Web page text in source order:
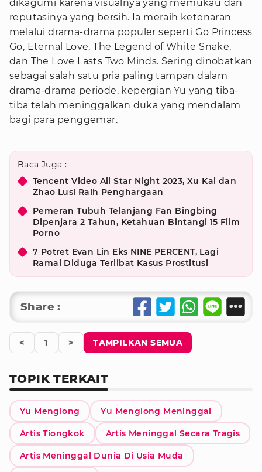
dikagumi karena visualnya yang memukau dan
reputasinya yang bersih. Ia meraih ketenaran
melalui drama-drama populer seperti Go Princess
Go, Eternal Love, The Legend of White Snake,
dan The Love Lasts Two Minds. Sering dinobatkan
sebagai salah satu pria paling tampan dalam
drama-drama periode, kepergian Yu yang tiba-
tiba telah meninggalkan duka yang mendalam
bagi para penggemar.
Baca Juga :
Tencent Video All Star Night 2023, Xu Kai dan
Zhao Lusi Raih Penghargaan
Pemeran Tubuh Telanjang Fan Bingbing
Dipenjara 2 Tahun, Ketahuan Bintangi 15 Film
Porno
7 Potret Evan Lin Eks NINE PERCENT, Lagi
Ramai Diduga Terlibat Kasus Prostitusi
Share :
< 1 > TAMPILKAN SEMUA
TOPIK TERKAIT
Yu Menglong Yu Menglong Meninggal
Artis Tiongkok Artis Meninggal Secara Tragis
Artis Meninggal Dunia Di Usia Muda